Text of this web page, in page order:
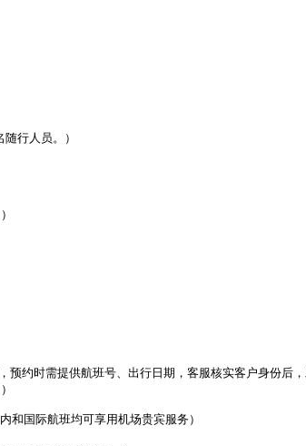
行人员。）
约时需提供航班号、出行日期，客服核实客户身份后
国际航班均可享用机场贵宾服务）